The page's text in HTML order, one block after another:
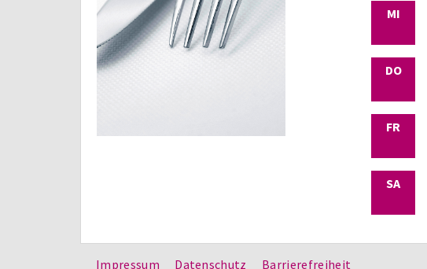
MI
DO
FR
SA
Impressum Datenschutz Barrierefreiheit